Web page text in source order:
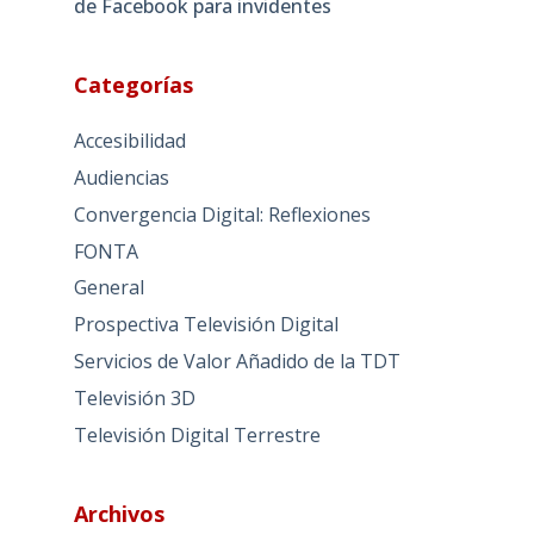
de Facebook para invidentes
Categorías
Accesibilidad
Audiencias
Convergencia Digital: Reflexiones
FONTA
General
Prospectiva Televisión Digital
Servicios de Valor Añadido de la TDT
Televisión 3D
Televisión Digital Terrestre
Archivos